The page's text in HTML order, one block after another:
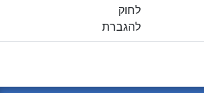
לחוק
להגברת